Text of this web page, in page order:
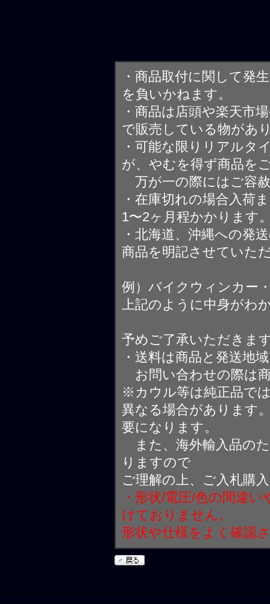
・商品取付に関して発
を負いかねます。
・商品は店頭や楽天市
で販売している物があ
・可能な限りリアルタ
が、やむを得ず商品を
万が一の際にはご容
・在庫切れの場合入荷
1〜2ヶ月程かかります
・北海道、沖縄への発
商品を明記させていた
例）バイクウィンカー
上記のように中身がわ
予めご了承いただきま
・送料は商品と発送地
お問い合わせの際は
※カウル等は純正品で
異なる場合があります
要になります。
また、海外輸入品の
りますので
ご理解の上、ご入札購
・形状/電圧/色の間違
けておりません。
形状や仕様をよく確認